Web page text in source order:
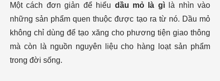
Một cách đơn giản để hiểu dầu mỏ là gìlà nhìn vào
những sản phẩm quen thuộc được tạo ra từ nó. Dầu mỏ
không chỉ dùng để tạo xăng cho phương tiện giao thông
mà còn là nguồn nguyên liệu cho hàng loạt sản phẩm
trong đời sống.